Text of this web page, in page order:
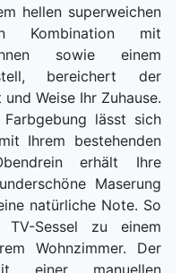
hellen superweichen
in Kombination mit
sowie einem
bereichert der
Weise Ihr Zuhause.
lässt sich
Ihrem bestehenden
erhält Ihre
Maserung
natürliche Note. So
Sessel zu einem
Wohnzimmer. Der
einer manuellen